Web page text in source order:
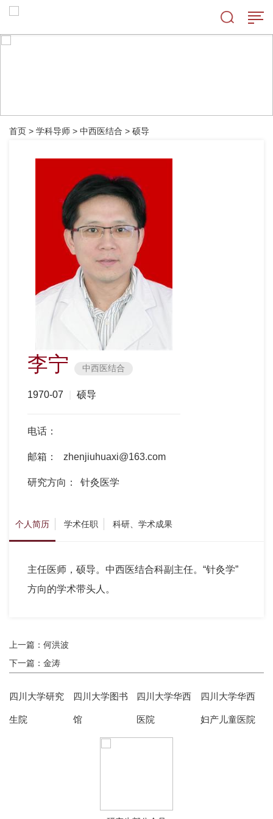
首页 > 学科导师 > 中西医结合 > 硕导
李宁 中西医结合
1970-07 硕导
电话：
邮箱： zhenjiuhuaxi@163.com
研究方向： 针灸医学
个人简历 学术任职 科研、学术成果
主任医师，硕导。中西医结合科副主任。“针灸学”
方向的学术带头人。
上一篇：何洪波
下一篇：金涛
四川大学研究
生院
四川大学图书
馆
四川大学华西
医院
四川大学华西
妇产儿童医院